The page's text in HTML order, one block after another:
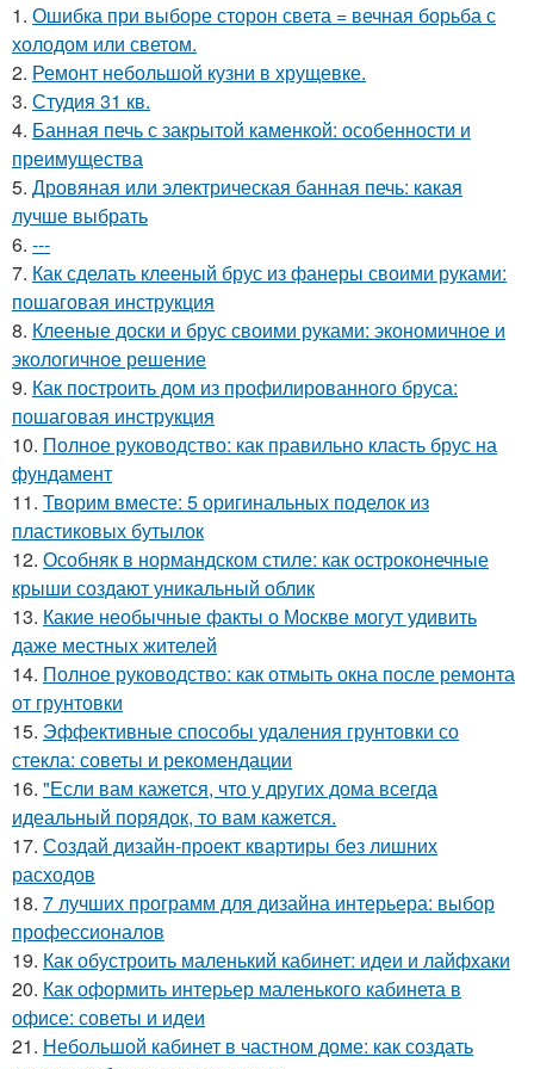
1. Ошибка при выборе сторон света = вечная борьба с
холодом или светом.
2. Ремонт небольшой кузни в хрущевке.
3. Студия 31 кв.
4. Банная печь с закрытой каменкой: особенности и
преимущества
5. Дровяная или электрическая банная печь: какая
лучше выбрать
6. ---
7. Как сделать клееный брус из фанеры своими руками:
пошаговая инструкция
8. Клееные доски и брус своими руками: экономичное и
экологичное решение
9. Как построить дом из профилированного бруса:
пошаговая инструкция
10. Полное руководство: как правильно класть брус на
фундамент
11. Творим вместе: 5 оригинальных поделок из
пластиковых бутылок
12. Особняк в нормандском стиле: как остроконечные
крыши создают уникальный облик
13. Какие необычные факты о Москве могут удивить
даже местных жителей
14. Полное руководство: как отмыть окна после ремонта
от грунтовки
15. Эффективные способы удаления грунтовки со
стекла: советы и рекомендации
16. "Если вам кажется, что у других дома всегда
идеальный порядок, то вам кажется.
17. Создай дизайн-проект квартиры без лишних
расходов
18. 7 лучших программ для дизайна интерьера: выбор
профессионалов
19. Как обустроить маленький кабинет: идеи и лайфхаки
20. Как оформить интерьер маленького кабинета в
офисе: советы и идеи
21. Небольшой кабинет в частном доме: как создать